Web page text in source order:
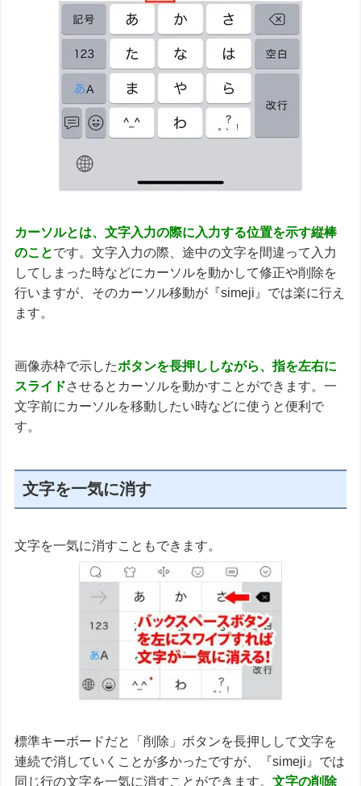
カーソルとは、文字入力の際に入力する位置を示す縦棒
のことです。文字入力の際、途中の文字を間違って入力
してしまった時などにカーソルを動かして修正や削除を
行いますが、そのカーソル移動が『simeji』では楽に行え
ます。
画像赤枠で示したボタンを長押ししながら、指を左右に
スライドさせるとカーソルを動かすことができます。一
文字前にカーソルを移動したい時などに使うと便利で
す。
文字を一気に消す
文字を一気に消すこともできます。
標準キーボードだと「削除」ボタンを長押しして文字を
連続で消していくことが多かったですが、『simeji』では
同じ行の文字を一気に消すことができます。文字の削除